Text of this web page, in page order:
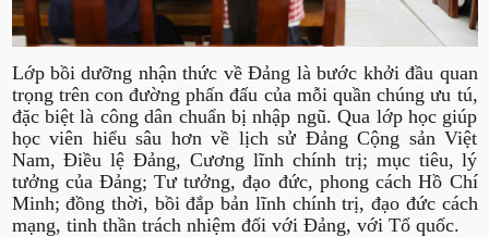
Lớp bồi dưỡng nhận thức về Đảng là bước khởi đầu quan
trọng trên con đường phấn đấu của mỗi quần chúng ưu tú,
đặc biệt là công dân chuẩn bị nhập ngũ. Qua lớp học giúp
học viên hiểu sâu hơn về lịch sử Đảng Cộng sản Việt
Nam, Điều lệ Đảng, Cương lĩnh chính trị; mục tiêu, lý
tưởng của Đảng; Tư tưởng, đạo đức, phong cách Hồ Chí
Minh; đồng thời, bồi đắp bản lĩnh chính trị, đạo đức cách
mạng, tinh thần trách nhiệm đối với Đảng, với Tổ quốc.